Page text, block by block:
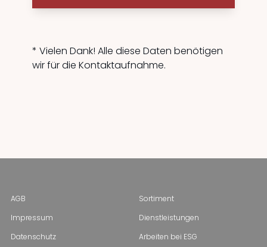
* Vielen Dank! Alle diese Daten benötigen
wir für die Kontaktaufnahme.
AGB
Impressum
Datenschutz
Sortiment
Dienstleistungen
Arbeiten bei ESG